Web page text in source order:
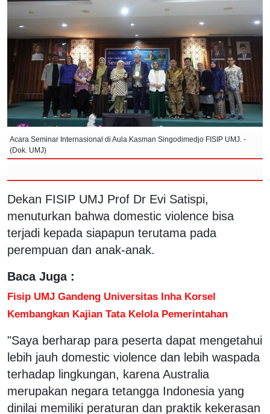
Acara Seminar Internasional di Aula Kasman Singodimedjo FISIP UMJ. -
(Dok. UMJ)
Dekan FISIP UMJ Prof Dr Evi Satispi,
menuturkan bahwa domestic violence bisa
terjadi kepada siapapun terutama pada
perempuan dan anak-anak.
Baca Juga :
Fisip UMJ Gandeng Universitas Inha Korsel
Kembangkan Kajian Tata Kelola Pemerintahan
"Saya berharap para peserta dapat mengetahui
lebih jauh domestic violence dan lebih waspada
terhadap lingkungan, karena Australia
merupakan negara tetangga Indonesia yang
dinilai memiliki peraturan dan praktik kekerasan